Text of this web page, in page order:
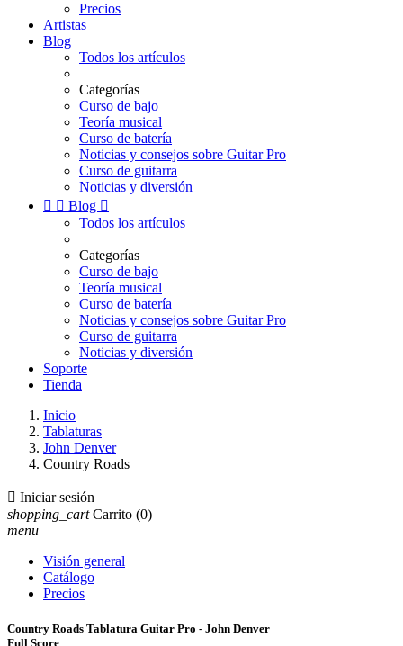
Precios
Artistas
Blog
Todos los artículos
Categorías
Curso de bajo
Teoría musical
Curso de batería
Noticias y consejos sobre Guitar Pro
Curso de guitarra
Noticias y diversión
  Blog 
Todos los artículos
Categorías
Curso de bajo
Teoría musical
Curso de batería
Noticias y consejos sobre Guitar Pro
Curso de guitarra
Noticias y diversión
Soporte
Tienda
Inicio
Tablaturas
John Denver
Country Roads
 Iniciar sesión
shopping_cart Carrito (0)
menu
Visión general
Catálogo
Precios
Country Roads Tablatura Guitar Pro - John Denver
Full Score